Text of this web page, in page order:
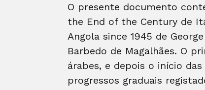
O presente documento
the End of the Century de
Angola since 1945 de
Barbedo de Magalhães. O
árabes, e depois o início
progressos graduais